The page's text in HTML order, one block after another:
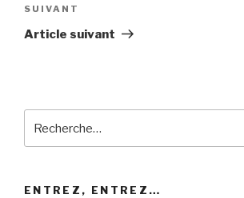
Article
suivant
SUIVANT
Article suivant
pour
ENTREZ, ENTREZ…